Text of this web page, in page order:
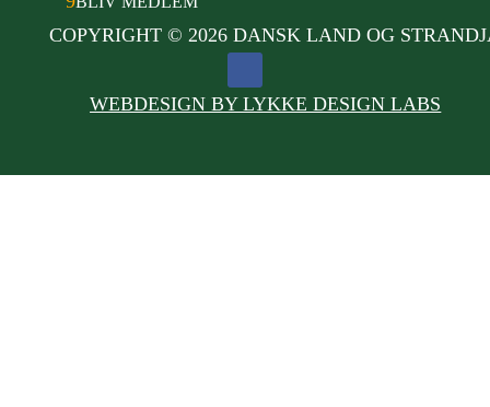
COPYRIGHT © 2026 DANSK LAND OG
WEBDESIGN BY LYKKE DESIGN LABS